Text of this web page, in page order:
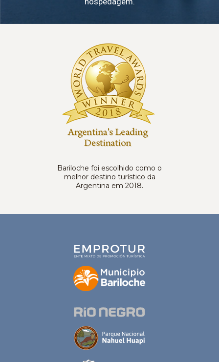
Bariloche foi escolhido como o
melhor destino turístico da
Argentina em 2018.